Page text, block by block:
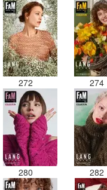
272 274
280 282